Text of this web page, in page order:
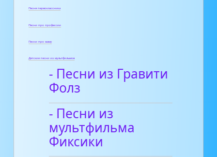
Песня первоклассника
Песни про профессии
Песни про маму
Детские песни из мультфильмов
- Песни из Гравити
Фолз
- Песни из
мультфильма
Фиксики